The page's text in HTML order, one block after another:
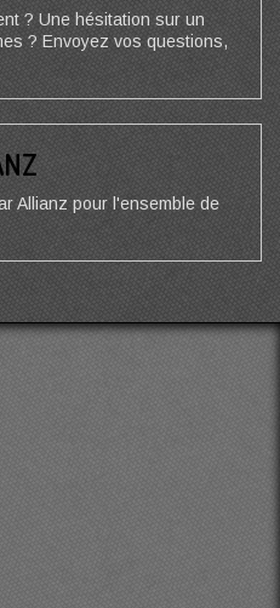
? Une hésitation sur un
? Envoyez vos questions,
Allianz pour l'ensemble de